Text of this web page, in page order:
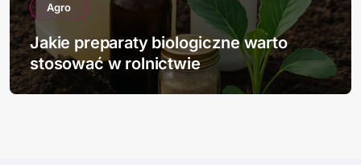
Agro
Jakie preparaty biologiczne warto
stosować w rolnictwie